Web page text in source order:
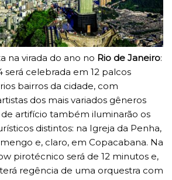
na virada do ano no Rio de Janeiro:
será celebrada em 12 palcos
bairros da cidade, com
dos mais variados gêneros
de artifício também iluminarão os
distintos: na Igreja da Penha,
e, claro, em Copacabana. Na
pirotécnico será de 12 minutos e,
regência de uma orquestra com